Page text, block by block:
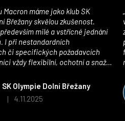
SK Olympie Dolní Břežany
Hodnocení obchodu je 5 z 5
| 4.11.2025
Břežany skvělou zkušenost.
milé a vstřícné jednání
I při nestandardních
či specifických požadavcích
vždy flexibilní, ochotní a snaží
odpovídá potřebám
klubu!